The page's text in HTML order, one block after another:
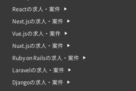
Reactの求人・案件
Next.jsの求人・案件
Vue.jsの求人・案件
Nuxt.jsの求人・案件
Ruby on Railsの求人・案件
Laravelの求人・案件
Djangoの求人・案件